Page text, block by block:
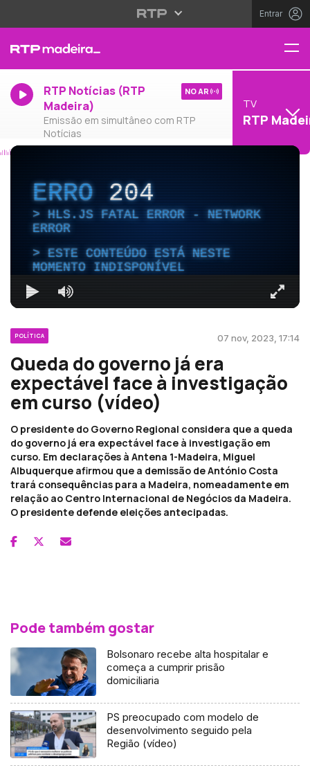
Entrar
RTP Notícias (RTP
Madeira)
Emissão em simultâneo com RTP
Notícias
NO AR
TV
RTP
ERRO204
HLS.JS FATAL ERROR - NETWORK
ERROR
ESTE CONTEÚDO ESTÁ NESTE
MOMENTO INDISPONÍVEL
POLÍTICA 07 nov, 2023, 17:14
Queda do governo já era
expectável face à investigação
em curso (vídeo)
O presidente do Governo Regional considera que a queda
do governo já era expectável face à investigação em
curso. Em declarações à Antena 1-Madeira, Miguel
Albuquerque afirmou que a demissão de António Costa
trará consequências para a Madeira, nomeadamente em
relação ao Centro Internacional de Negócios da Madeira.
O presidente defende eleições antecipadas.
Pode também gostar
Bolsonaro recebe alta hospitalar e
começa a cumprir prisão
domiciliaria
PS preocupado com modelo de
desenvolvimento seguido pela
Região (vídeo)